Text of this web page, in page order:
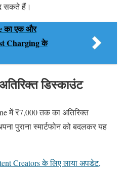
सकते हैं।
का एक और
Charging के
डिस्काउंट
में ₹7,000 तक का अतिरिक्त
पुराना स्मार्टफोन को बदलकर यह
Creators के लिए लाया अपडेट,